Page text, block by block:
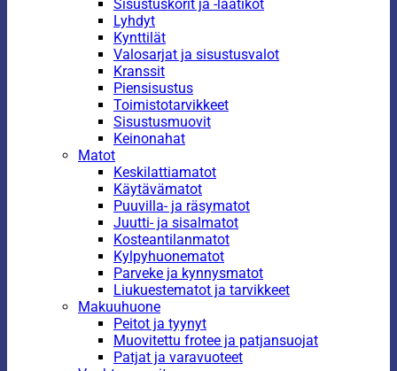
Sisustuskorit ja -laatikot
Lyhdyt
Kynttilät
Valosarjat ja sisustusvalot
Kranssit
Piensisustus
Toimistotarvikkeet
Sisustusmuovit
Keinonahat
Matot
Keskilattiamatot
Käytävämatot
Puuvilla- ja räsymatot
Juutti- ja sisalmatot
Kosteantilanmatot
Kylpyhuonematot
Parveke ja kynnysmatot
Liukuestematot ja tarvikkeet
Makuuhuone
Peitot ja tyynyt
Muovitettu frotee ja patjansuojat
Patjat ja varavuoteet